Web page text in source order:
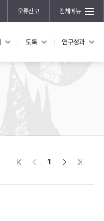
오류신고 전체메뉴
연구성과
신진학자 초청 연구교류 사업
규장각-산기 연구비 지원 사업
도록 연구성과
1